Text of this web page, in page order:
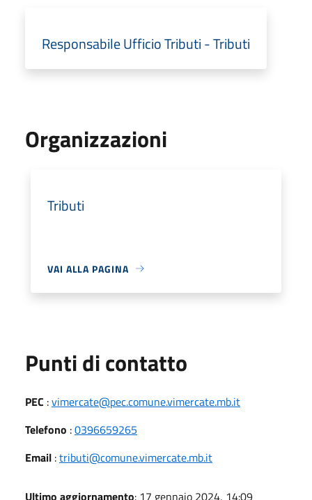
Responsabile Ufficio Tributi - Tributi
Organizzazioni
Tributi
VAI ALLA PAGINA
Punti di contatto
PEC :vimercate@pec.comune.vimercate.mb.it
Telefono :0396659265
Email :tributi@comune.vimercate.mb.it
Ultimo aggiornamento: 17 gennaio 2024, 14:09